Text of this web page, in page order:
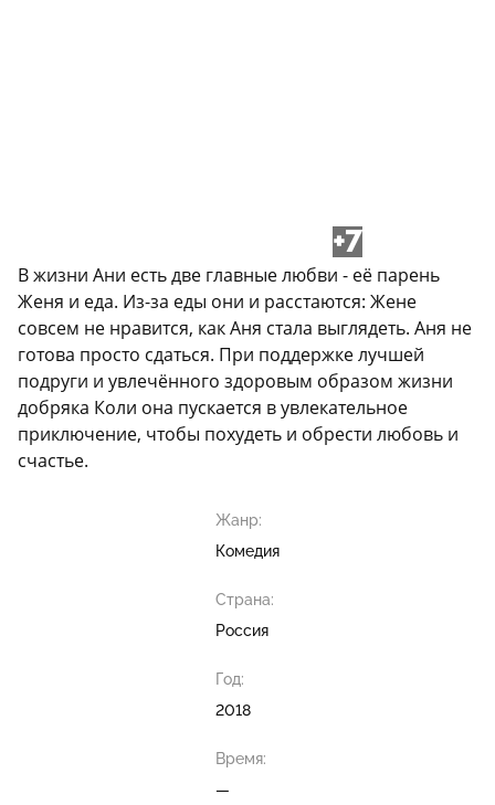
+7
В жизни Ани есть две главные любви - её парень
Женя и еда. Из-за еды они и расстаются: Жене
совсем не нравится, как Аня стала выглядеть. Аня не
готова просто сдаться. При поддержке лучшей
подруги и увлечённого здоровым образом жизни
добряка Коли она пускается в увлекательное
приключение, чтобы похудеть и обрести любовь и
счастье.
Жанр:
Комедия
Страна:
Россия
Год:
2018
Время:
—